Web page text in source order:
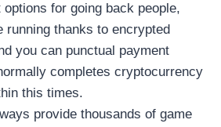
for going back people,
running thanks to encrypted
you can punctual payment
completes cryptocurrency
this times.
provide thousands of game